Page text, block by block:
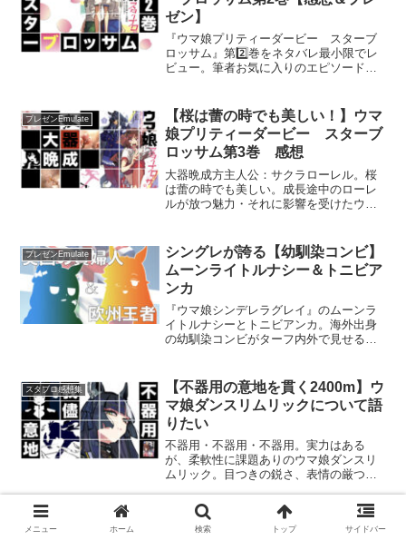
ゼン】
『ウマ娘プリティーダービー スターブ
ロッサム』第2️⃣巻をネタバレ最小限でレ
ビュー。筆者お気に入りのエピソード：
プレゼンEmulate
【桜は蕾の時でも美しい！】ウマ
娘プリティーダービー スターブ
ロッサム第3巻 感想
大器晩成方主人公：サクラローレル。桜
は蕾の時でも美しい。成長途中のローレ
ルが放つ魅力・それに影響を受けたウマ
プレゼンEmulate
シングレが誇る【幼馴染コンビ】
ムーンライトルナシー＆トニビア
ンカ
『ウマ娘シンデレラグレイ』のムーンラ
イトルナシーとトニビアンカ。海外出身
の幼馴染コンビがターフ内外で見せる意
りします。
スタブロ感想集
【不器用の意地を貫く2400m】ウ
マ娘ダンスリムリックについて語
りたい
不器用・不器用・不器用。実力はある
が、柔軟性に課題ありのウマ娘ダンスリ
ムリック。目つきの鋭さ、表情の厳つさ
ご紹介。クーデレの素質あり！？
プレゼンEmulate
【キャラクタープレゼン】ウマ娘
メニュー ホーム 検索 トップ サイドバー